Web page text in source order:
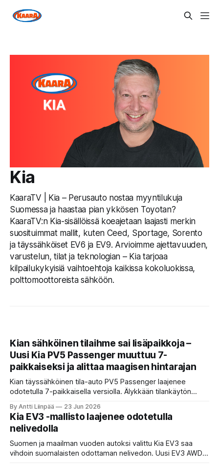
Kia
KaaraTV | Kia – Perusauto nostaa myyntilukuja
Suomessa ja haastaa pian ykkösen Toyotan?
KaaraTV:n Kia-sisällöissä koeajetaan laajasti merkin
suosituimmat mallit, kuten Ceed, Sportage, Sorento
ja täyssähköiset EV6 ja EV9. Arvioimme ajettavuuden,
varustelun, tilat ja teknologian – Kia tarjoaa
kilpailukykyisiä vaihtoehtoja kaikissa kokoluokissa,
polttomoottoreista sähköön.
Kian sähköinen tilaihme sai lisäpaikkoja –
Uusi Kia PV5 Passenger muuttuu 7-
paikkaiseksi ja alittaa maagisen hintarajan
Kian täyssähköinen tila-auto PV5 Passenger laajenee
odotetulla 7-paikkaisella versiolla. Älykkään tilankäytön
matkustajalle. Jopa hyvin varusteltu malli jää suomalaisittain
houkuttelevasti alle 50 000 euron maagisen rajan.
By Antti Liinpää 23 Jun 2026
Kia EV3 -mallisto laajenee odotetulla
nelivedolla
Suomen ja maailman vuoden autoksi valittu Kia EV3 saa
vihdoin suomalaisten odottaman nelivedon. Uusi EV3 AWD